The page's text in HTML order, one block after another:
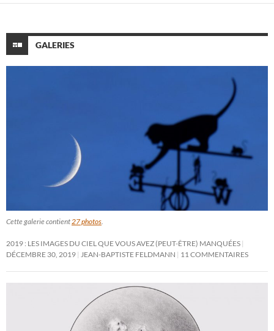
GALERIES
Cette galerie contient 27 photos
2019 : LES IMAGES DU CIEL QUE VOUS AVEZ (PEUT-ÊTRE) MANQUÉES
DÉCEMBRE 30, 2019
JEAN-BAPTISTE FELDMANN 11 COMMENTAIRES